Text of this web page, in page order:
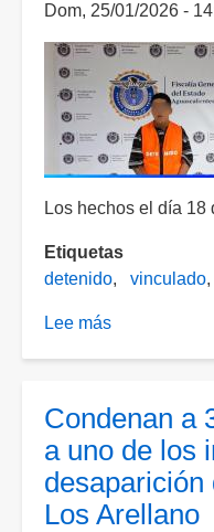
un
hombre
Dom, 25/01/2026 -
Los hechos el día
Etiquetas
detenido
vinculado
Lee más
a
uno
de
los
Condenan a
a uno de los
desaparición
Los Arellano